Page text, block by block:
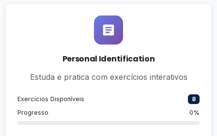
Personal Identification
Estuda e pratica com exercícios interativos
Exercícios Disponíveis
8
Progresso
0%